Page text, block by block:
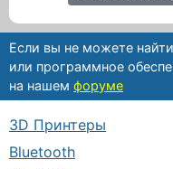
Если вы не можете
или программное
на нашем форуме
3D Принтеры
Bluetooth